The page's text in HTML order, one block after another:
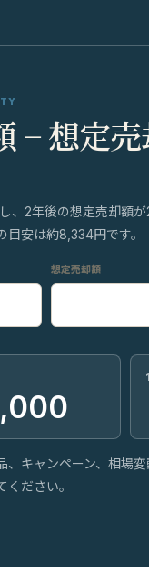
− 想定
、2年後の想定売却額
目安は約8,334円です。
想定売却額
、キャンペーン、相場
ください。